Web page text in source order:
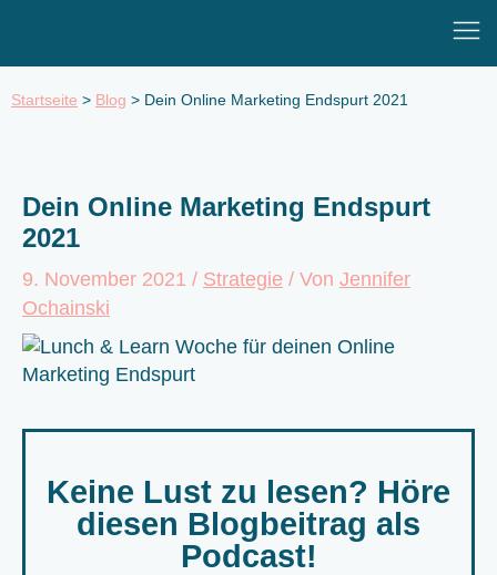
springen
Main
Startseite > Blog > Dein Online Marketing Endspurt 2021
Dein Online Marketing Endspurt
2021
9. November 2021 / Strategie / Von Jennifer
Ochainski
Keine Lust zu lesen? Höre
diesen Blogbeitrag als
Podcast!